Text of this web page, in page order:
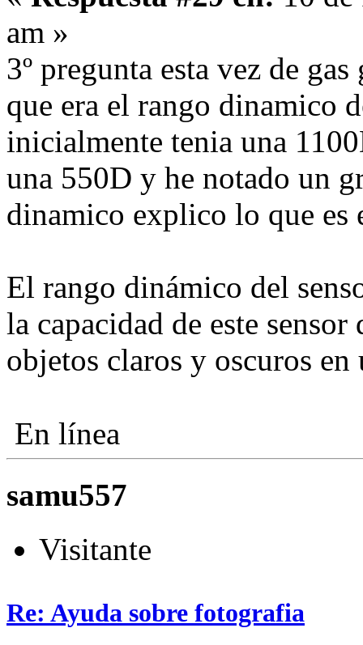
am »
3º pregunta esta vez de
que era el rango dinamico
inicialmente tenia una
una 550D y he notado un
dinamico explico lo que es
El rango dinámico del
la capacidad de este
objetos claros y oscuros
En línea
samu557
Visitante
Re: Ayuda sobre fotografia